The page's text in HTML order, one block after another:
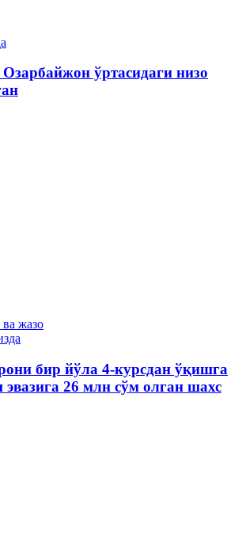
ўртасидаги низо
жазо
бир йўла 4-курсдан ўқишга
26 млн сўм олган шахс